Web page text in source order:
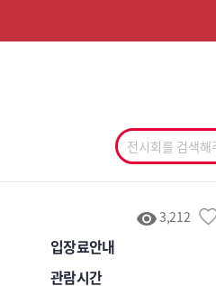
3,212
입장료안내
관람시간